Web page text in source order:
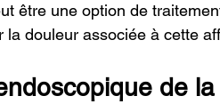
être une option de
douleur associée à cette
de